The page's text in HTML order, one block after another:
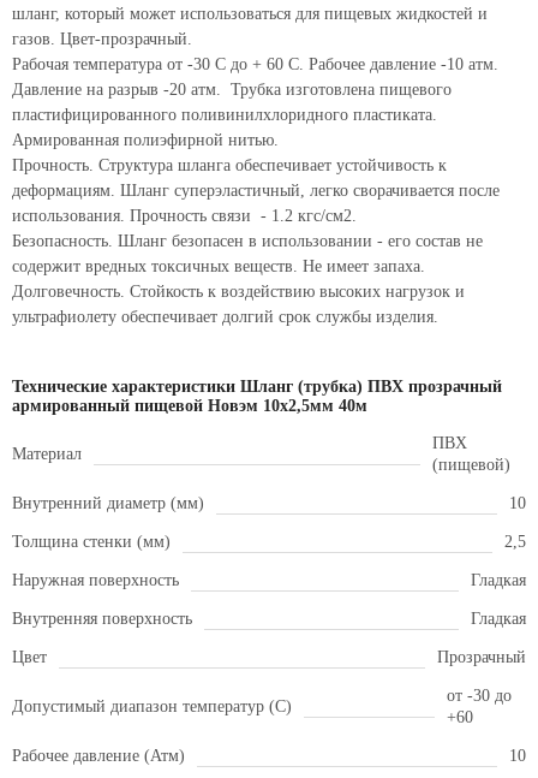
шланг, который может использоваться для пищевых жидкостей и
газов. Цвет-прозрачный.
Рабочая температура от -30 С до + 60 С. Рабочее давление -10 атм.
Давление на разрыв -20 атм. Трубка изготовлена пищевого
пластифицированного поливинилхлоридного пластиката.
Армированная полиэфирной нитью.
Прочность. Структура шланга обеспечивает устойчивость к
деформациям. Шланг суперэластичный, легко сворачивается после
использования. Прочность связи - 1.2 кгс/см2.
Безопасность. Шланг безопасен в использовании - его состав не
содержит вредных токсичных веществ. Не имеет запаха.
Долговечность. Стойкость к воздействию высоких нагрузок и
ультрафиолету обеспечивает долгий срок службы изделия.
Технические характеристики Шланг (трубка) ПВХ прозрачный
армированный пищевой Новэм 10х2,5мм 40м
Материал
ПВХ
(пищевой)
Внутренний диаметр (мм) 10
Толщина стенки (мм) 2,5
Наружная поверхность Гладкая
Внутренняя поверхность Гладкая
Цвет Прозрачный
Допустимый диапазон температур (С)
от -30 до
+60
Рабочее давление (Атм) 10